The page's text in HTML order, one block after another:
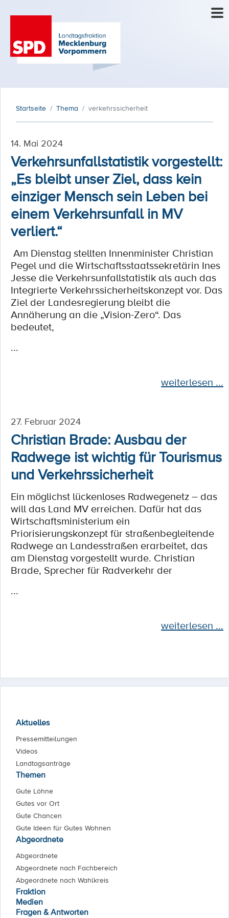
Startseite Thema verkehrssicherheit
14. Mai 2024
Verkehrsunfallstatistik vorgestellt:
„Es bleibt unser Ziel, dass kein
einziger Mensch sein Leben bei
einem Verkehrsunfall in MV
verliert.“
Am Dienstag stellten Innenminister Christian
Pegel und die Wirtschaftsstaatssekretärin Ines
Jesse die Verkehrsunfallstatistik als auch das
Integrierte Verkehrssicherheitskonzept vor. Das
Ziel der Landesregierung bleibt die
Annäherung an die „Vision-Zero“. Das
bedeutet,
...
weiterlesen ...
27. Februar 2024
Christian Brade: Ausbau der
Radwege ist wichtig für Tourismus
und Verkehrssicherheit
Ein möglichst lückenloses Radwegenetz – das
will das Land MV erreichen. Dafür hat das
Wirtschaftsministerium ein
Priorisierungskonzept für straßenbegleitende
Radwege an Landesstraßen erarbeitet, das
am Dienstag vorgestellt wurde. Christian
Brade, Sprecher für Radverkehr der
...
weiterlesen ...
Aktuelles
Pressemitteilungen
Videos
Landtagsanträge
Themen
Gute Löhne
Gutes vor Ort
Gute Chancen
Gute Ideen für Gutes Wohnen
Abgeordnete
Abgeordnete
Abgeordnete nach Fachbereich
Abgeordnete nach Wahlkreis
Fraktion
Medien
Fragen & Antworten